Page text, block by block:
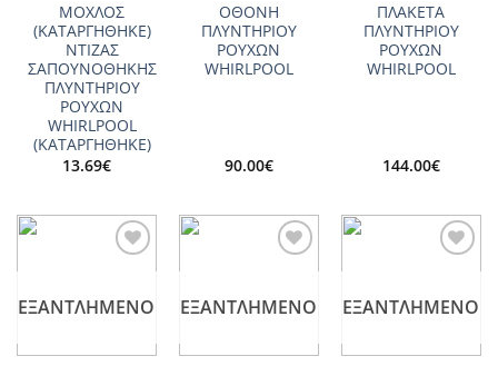
ΜΟΧΛΟΣ
(ΚΑΤΑΡΓΗΘΗΚΕ)
ΝΤΙΖΑΣ
ΣΑΠΟΥΝΟΘΗΚΗΣ
ΠΛΥΝΤΗΡΙΟΥ
ΡΟΥΧΩΝ
WHIRLPOOL
(ΚΑΤΑΡΓΗΘΗΚΕ)
13.69€
ΟΘΟΝΗ
ΠΛΥΝΤΗΡΙΟΥ
ΡΟΥΧΩΝ
WHIRLPOOL
90.00€
ΠΛΑΚΕΤΑ
ΠΛΥΝΤΗΡΙΟΥ
ΡΟΥΧΩΝ
WHIRLPOOL
144.00€
ΕΞΑΝΤΛΗΜΈΝΟ ΕΞΑΝΤΛΗΜΈΝΟ ΕΞΑΝΤΛΗΜΈΝΟ